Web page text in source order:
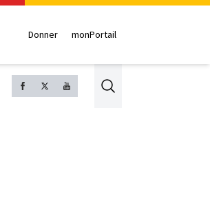
Donner monPortail
Search